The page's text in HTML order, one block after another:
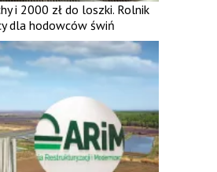
i 2000 zł do loszki. Rolnik
dla hodowców świń